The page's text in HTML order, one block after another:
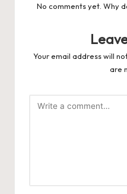
No comments yet. Why
Your email address will
are